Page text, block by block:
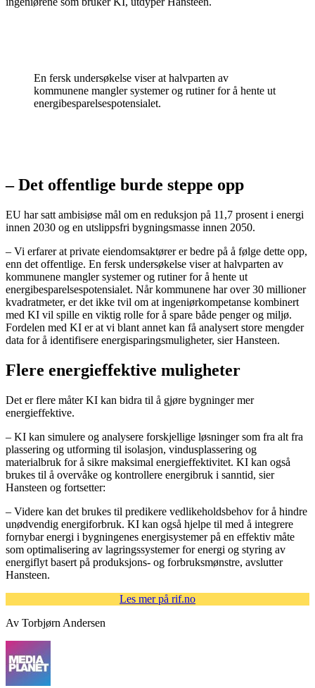
En fersk undersøkelse viser at halvparten av
kommunene mangler systemer og rutiner for å hente ut
energibesparelsespotensialet.
– Det offentlige burde steppe opp
EU har satt ambisiøse mål om en reduksjon på 11,7 prosent i energi
innen 2030 og en utslippsfri bygningsmasse innen 2050.
– Vi erfarer at private eiendomsaktører er bedre på å følge dette opp,
enn det offentlige. En fersk undersøkelse viser at halvparten av
kommunene mangler systemer og rutiner for å hente ut
energibesparelsespotensialet. Når kommunene har over 30 millioner
kvadratmeter, er det ikke tvil om at ingeniørkompetanse kombinert
med KI vil spille en viktig rolle for å spare både penger og miljø.
Fordelen med KI er at vi blant annet kan få analysert store mengder
data for å identifisere energisparingsmuligheter, sier Hansteen.
Flere energieffektive muligheter
Det er flere måter KI kan bidra til å gjøre bygninger mer
energieffektive.
– KI kan simulere og analysere forskjellige løsninger som fra alt fra
plassering og utforming til isolasjon, vindusplassering og
materialbruk for å sikre maksimal energieffektivitet. KI kan også
brukes til å overvåke og kontrollere energibruk i sanntid, sier
Hansteen og fortsetter:
­– Videre kan det brukes til predikere vedlikeholdsbehov for å hindre
unødvendig energiforbruk. KI kan også hjelpe til med å integrere
fornybar energi i bygningenes energisystemer på en effektiv måte
som optimalisering av lagringssystemer for energi og styring av
energiflyt basert på produksjons- og forbruksmønstre, avslutter
Hansteen.
Les mer på rif.no
Av Torbjørn Andersen